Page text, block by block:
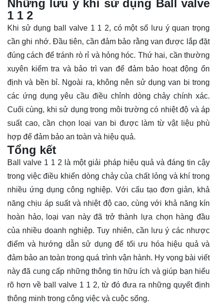
Những lưu ý khi sử dụng Ball valve
1 1 2
Khi sử dụng ball valve 1 1 2, có một số lưu ý quan trọng
cần ghi nhớ. Đầu tiên, cần đảm bảo rằng van được lắp đặt
đúng cách để tránh rò rỉ và hỏng hóc. Thứ hai, cần thường
xuyên kiểm tra và bảo trì van để đảm bảo hoạt động ổn
định và bền bỉ. Ngoài ra, không nên sử dụng van bi trong
các ứng dụng yêu cầu điều chỉnh dòng chảy chính xác.
Cuối cùng, khi sử dụng trong môi trường có nhiệt độ và áp
suất cao, cần chọn loại van bi được làm từ vật liệu phù
hợp để đảm bảo an toàn và hiệu quả.
Tổng kết
Ball valve 1 1 2 là một giải pháp hiệu quả và đáng tin cậy
trong việc điều khiển dòng chảy của chất lỏng và khí trong
nhiều ứng dụng công nghiệp. Với cấu tạo đơn giản, khả
năng chịu áp suất và nhiệt độ cao, cùng với khả năng kín
hoàn hảo, loại van này đã trở thành lựa chọn hàng đầu
của nhiều doanh nghiệp. Tuy nhiên, cần lưu ý các nhược
điểm và hướng dẫn sử dụng để tối ưu hóa hiệu quả và
đảm bảo an toàn trong quá trình vận hành. Hy vọng bài viết
này đã cung cấp những thông tin hữu ích và giúp bạn hiểu
rõ hơn về ball valve 1 1 2, từ đó đưa ra những quyết định
thông minh trong công việc và cuộc sống.